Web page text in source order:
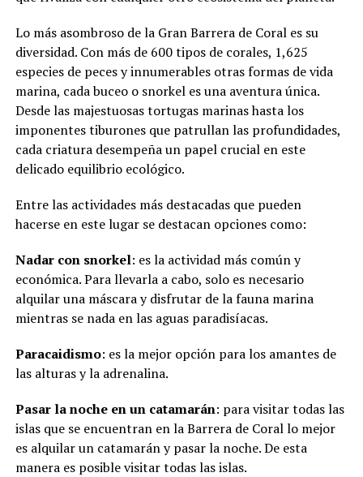
Lo más asombroso de la Gran Barrera de Coral es su
diversidad. Con más de 600 tipos de corales, 1,625
especies de peces y innumerables otras formas de vida
marina, cada buceo o snorkel es una aventura única.
Desde las majestuosas tortugas marinas hasta los
imponentes tiburones que patrullan las profundidades,
cada criatura desempeña un papel crucial en este
delicado equilibrio ecológico.
Entre las actividades más destacadas que pueden
hacerse en este lugar se destacan opciones como:
Nadar con snorkel: es la actividad más común y
económica. Para llevarla a cabo, solo es necesario
alquilar una máscara y disfrutar de la fauna marina
mientras se nada en las aguas paradisíacas.
Paracaidismo: es la mejor opción para los amantes de
las alturas y la adrenalina.
Pasar la noche en un catamarán: para visitar todas las
islas que se encuentran en la Barrera de Coral lo mejor
es alquilar un catamarán y pasar la noche. De esta
manera es posible visitar todas las islas.